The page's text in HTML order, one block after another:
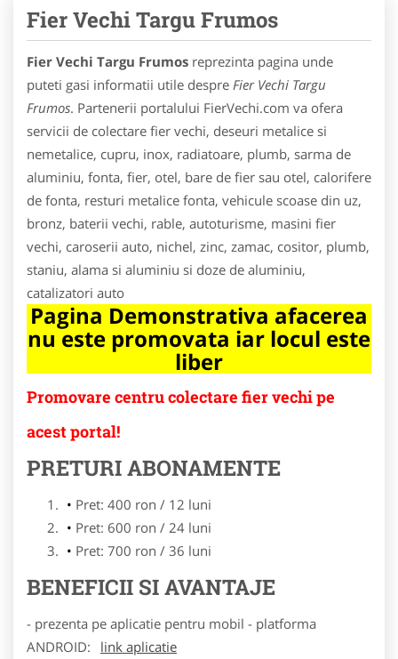
Fier Vechi Targu Frumos
Fier Vechi Targu Frumos reprezinta pagina unde
puteti gasi informatii utile despre Fier Vechi Targu
Frumos. Partenerii portalului FierVechi.com va ofera
servicii de colectare fier vechi, deseuri metalice si
nemetalice, cupru, inox, radiatoare, plumb, sarma de
aluminiu, fonta, fier, otel, bare de fier sau otel, calorifere
de fonta, resturi metalice fonta, vehicule scoase din uz,
bronz, baterii vechi, rable, autoturisme, masini fier
vechi, caroserii auto, nichel, zinc, zamac, cositor, plumb,
staniu, alama si aluminiu si doze de aluminiu,
catalizatori auto
Pagina Demonstrativa afacerea
nu este promovata iar locul este
liber
Promovare centru colectare fier vechi pe
acest portal!
PRETURI ABONAMENTE
Pret: 400 ron / 12 luni
Pret: 600 ron / 24 luni
Pret: 700 ron / 36 luni
BENEFICII SI AVANTAJE
- prezenta pe aplicatie pentru mobil - platforma
ANDROID:
link aplicatie